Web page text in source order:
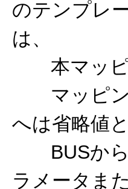
のテンプレ
は、
本マッピ
マッピン
へは省略値
BUSから
ラメータま